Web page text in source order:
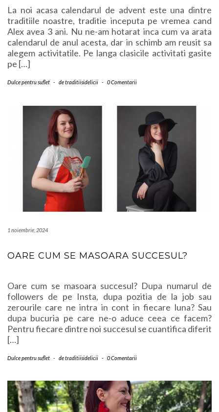
La noi acasa calendarul de advent este una dintre
traditiile noastre, traditie inceputa pe vremea cand
Alex avea 3 ani. Nu ne-am hotarat inca cum va arata
calendarul de anul acesta, dar in schimb am reusit sa
alegem activitatile. Pe langa clasicile activitati gasite
pe […]
Dulce pentru suflet - detraditiisidelicii - 0 Comentarii
1 noiembrie, 2024
OARE CUM SE MASOARA SUCCESUL?
Oare cum se masoara succesul? Dupa numarul de
followers de pe Insta, dupa pozitia de la job sau
zerourile care ne intra in cont in fiecare luna? Sau
dupa bucuria pe care ne-o aduce ceea ce facem?
Pentru fiecare dintre noi succesul se cuantifica diferit
[…]
Dulce pentru suflet - detraditiisidelicii - 0 Comentarii